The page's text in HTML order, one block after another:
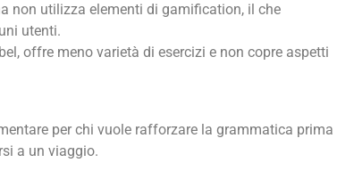
non utilizza elementi di gamification, il che
utenti.
offre meno varietà di esercizi e non copre aspetti
per chi vuole rafforzare la grammatica prima
a un viaggio.